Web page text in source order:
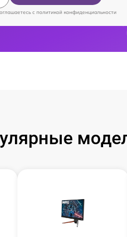
c политикой конфиденциальности